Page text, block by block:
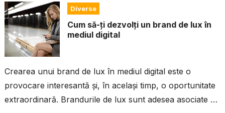
Diverse
Cum să-ți dezvolți un brand de lux în
mediul digital
Crearea unui brand de lux în mediul digital este o
provocare interesantă și, în același timp, o oportunitate
extraordinară. Brandurile de lux sunt adesea asociate cu